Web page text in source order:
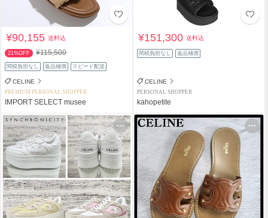
¥90,155送料込
21%OFF ¥115,500
関税負担なし 返品補償 スピード配送
CELINE
PREMIUM PERSONAL SHOPPER
IMPORT SELECT musee
¥151,300送料込
関税負担なし 返品補償
CELINE
PERSONAL SHOPPER
kahopetite